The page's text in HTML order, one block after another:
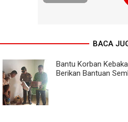
BACA
Bantu Korban
Berikan Bantuan